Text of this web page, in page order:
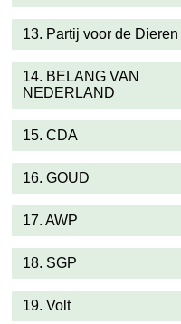
13. Partij voor de Dieren
14. BELANG VAN
NEDERLAND
15. CDA
16. GOUD
17. AWP
18. SGP
19. Volt